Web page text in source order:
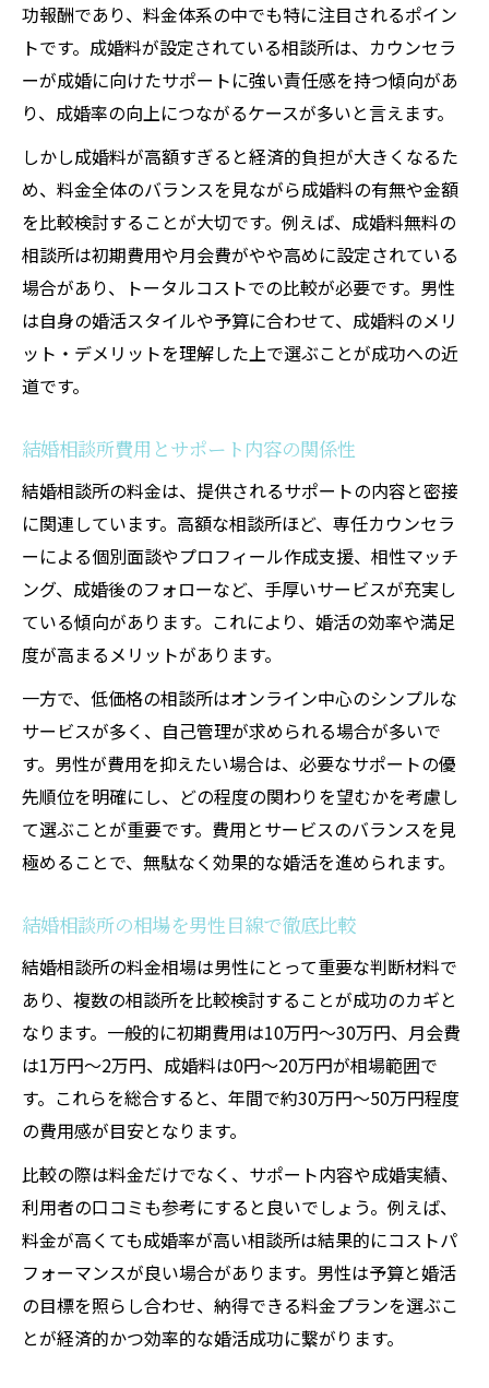
功報酬であり、料金体系の中でも特に注目されるポイン
トです。成婚料が設定されている相談所は、カウンセラ
ーが成婚に向けたサポートに強い責任感を持つ傾向があ
り、成婚率の向上につながるケースが多いと言えます。
しかし成婚料が高額すぎると経済的負担が大きくなるた
め、料金全体のバランスを見ながら成婚料の有無や金額
を比較検討することが大切です。例えば、成婚料無料の
相談所は初期費用や月会費がやや高めに設定されている
場合があり、トータルコストでの比較が必要です。男性
は自身の婚活スタイルや予算に合わせて、成婚料のメリ
ット・デメリットを理解した上で選ぶことが成功への近
道です。
結婚相談所費用とサポート内容の関係性
結婚相談所の料金は、提供されるサポートの内容と密接
に関連しています。高額な相談所ほど、専任カウンセラ
ーによる個別面談やプロフィール作成支援、相性マッチ
ング、成婚後のフォローなど、手厚いサービスが充実し
ている傾向があります。これにより、婚活の効率や満足
度が高まるメリットがあります。
一方で、低価格の相談所はオンライン中心のシンプルな
サービスが多く、自己管理が求められる場合が多いで
す。男性が費用を抑えたい場合は、必要なサポートの優
先順位を明確にし、どの程度の関わりを望むかを考慮し
て選ぶことが重要です。費用とサービスのバランスを見
極めることで、無駄なく効果的な婚活を進められます。
結婚相談所の相場を男性目線で徹底比較
結婚相談所の料金相場は男性にとって重要な判断材料で
あり、複数の相談所を比較検討することが成功のカギと
なります。一般的に初期費用は10万円～30万円、月会費
は1万円～2万円、成婚料は0円～20万円が相場範囲で
す。これらを総合すると、年間で約30万円～50万円程度
の費用感が目安となります。
比較の際は料金だけでなく、サポート内容や成婚実績、
利用者の口コミも参考にすると良いでしょう。例えば、
料金が高くても成婚率が高い相談所は結果的にコストパ
フォーマンスが良い場合があります。男性は予算と婚活
の目標を照らし合わせ、納得できる料金プランを選ぶこ
とが経済的かつ効率的な婚活成功に繋がります。